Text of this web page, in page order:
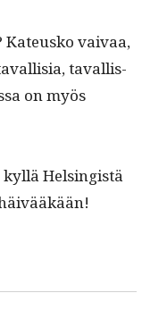
vaivaa,
taval­lis­
on myös
Helsingistä